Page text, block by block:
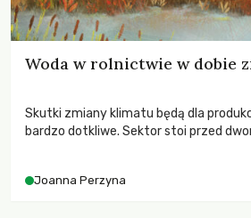
Woda w rolnictwie w dobie
Skutki zmiany klimatu będą dla
bardzo dotkliwe. Sektor stoi przed
zachodzących zmian klimatycznych.
Joanna Perzyna